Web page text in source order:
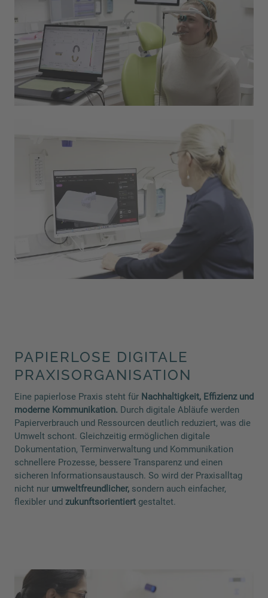
PAPIERLOSE DIGITALE
PRAXISORGANISATION
Eine papierlose Praxis steht für Nachhaltigkeit, Effizienz und
moderne Kommunikation. Durch digitale Abläufe werden
Papierverbrauch und Ressourcen deutlich reduziert, was die
Umwelt schont. Gleichzeitig ermöglichen digitale
Dokumentation, Terminverwaltung und Kommunikation
schnellere Prozesse, bessere Transparenz und einen
sicheren Informationsaustausch. So wird der Praxisalltag
nicht nur umweltfreundlicher,sondern auch einfacher,
flexibler und zukunftsorientiertgestaltet.